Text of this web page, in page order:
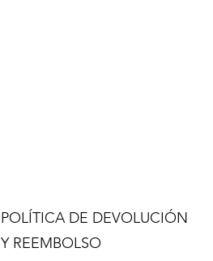
POLÍTICA DE DEVOLUCIÓN
Y REEMBOLSO